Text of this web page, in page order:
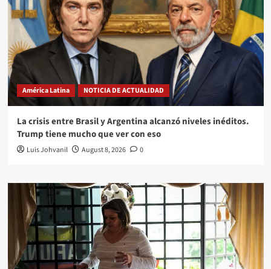
América Latina NOTICIA DE ACTUALIDAD
La crisis entre Brasil y Argentina alcanzó niveles inéditos.
Trump tiene mucho que ver con eso
Luis Johvanil August 8, 2026 0